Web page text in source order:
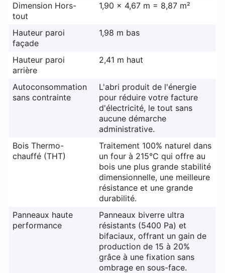
Dimension Hors-
tout
1,90 x 4,67 m = 8,87 m²
Hauteur paroi
façade
1,98 m bas
Hauteur paroi
arrière
2,41 m haut
Autoconsommation
sans contrainte
L'abri produit de l'énergie
pour réduire votre facture
d'électricité, le tout sans
aucune démarche
administrative.
Bois Thermo-
chauffé (THT)
Traitement 100% naturel dans
un four à 215°C qui offre au
bois une plus grande stabilité
dimensionnelle, une meilleure
résistance et une grande
durabilité.
Panneaux haute
performance
Panneaux biverre ultra
résistants (5400 Pa) et
bifaciaux, offrant un gain de
production de 15 à 20%
grâce à une fixation sans
ombrage en sous-face.